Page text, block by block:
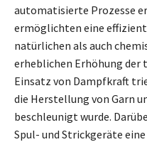
automatisierte Prozesse
ermöglichten eine
natürlichen als auch
erheblichen Erhöhung
Einsatz von Dampfkraft
die Herstellung von Garn
beschleunigt wurde.
Spul- und Strickgeräte